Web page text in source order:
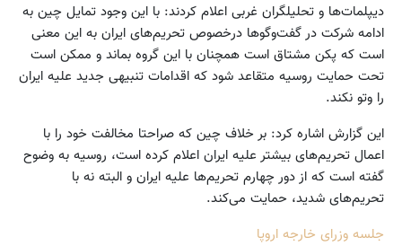
دیپلمات‌ها و تحلیلگران غربی اعلام کردند: با این وجود تمایل چین به
ادامه شرکت در گفت‌وگوها درخصوص تحریم‌های ایران به این معنی
است که پکن مشتاق است همچنان با این گروه بماند و ممکن است
تحت حمایت روسیه متقاعد شود که اقدامات تنبیهی جدید علیه ایران
را وتو نکند.
این گزارش اشاره کرد: بر خلاف چین که صراحتا مخالفت خود را با
اعمال تحریم‌های بیشتر علیه ایران اعلام کرده است، روسیه به وضوح
گفته است که از دور چهارم تحریم‌ها علیه ایران و البته نه با
تحریم‌های شدید، حمایت می‌کند.
جلسه وزرای خارجه اروپا